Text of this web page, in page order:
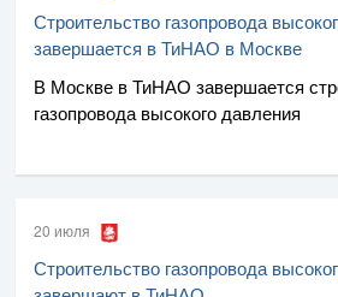
Строительство газопровода
завершается в ТиНАО в Москве
В Москве в ТиНАО завершается
газопровода высокого давления
20 июля
Строительство газопровода